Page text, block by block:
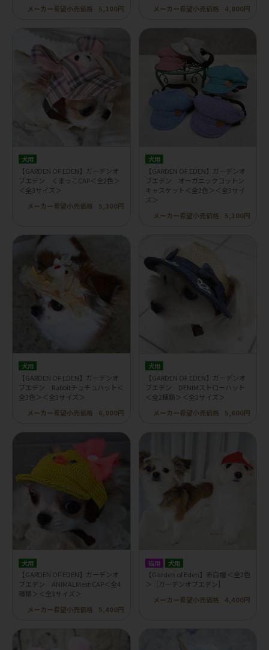
メーカー希望小売価格
5,100円
メーカー希望小売価格
4,800円
犬用
【GARDEN OF EDEN】ガーデンオ
ブエデン くまっこCAP＜全2色＞
＜全3サイズ＞
メーカー希望小売価格
5,300円
犬用
【GARDEN OF EDEN】ガーデンオ
ブエデン オーガニックコットン
キャスケット＜全2色＞＜全3サイ
ズ＞
メーカー希望小売価格
5,100円
犬用
【GARDEN OF EDEN】ガーデンオ
ブエデン Rabbitチュチュハット＜
全3色＞＜全3サイズ＞
メーカー希望小売価格
6,000円
犬用
【GARDEN OF EDEN】ガーデンオ
ブエデン DENIMストローハット
＜全2種類＞＜全3サイズ＞
メーカー希望小売価格
5,600円
犬用
【GARDEN OF EDEN】ガーデンオ
ブエデン ANIMALMeshCAP＜全4
種類＞＜全3サイズ＞
メーカー希望小売価格
5,400円
猫用 犬用
【Garden of Eden】赤白帽 ＜全2色
＞［ガーデンオブエデン］
メーカー希望小売価格
4,400円